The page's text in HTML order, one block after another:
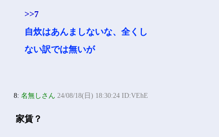
>>7
自炊はあんましないな、全くし
ない訳では無いが
8:名無しさん 24/08/18(日) 18:30:24 ID:VEhE
家賃？